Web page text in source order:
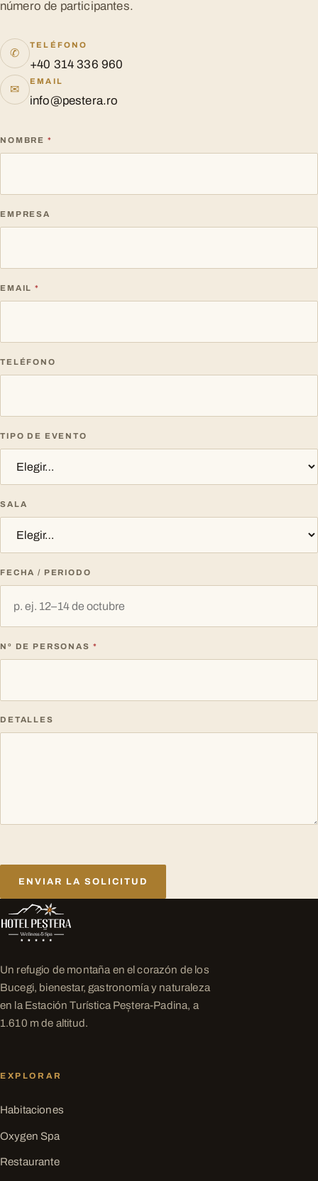
número de participantes.
✆
TELÉFONO
+40 314 336 960
✉
EMAIL
info@pestera.ro
NOMBRE *
EMPRESA
EMAIL*
TELÉFONO
TIPO DE EVENTO
SALA
FECHA / PERIODO
Nº DE PERSONAS *
DETALLES
ENVIAR LA SOLICITUD
Un refugio de montaña en el corazón de los
Bucegi, bienestar, gastronomía y naturaleza
en la Estación Turística Peștera-Padina, a
1.610 m de altitud.
EXPLORAR
Habitaciones
Oxygen Spa
Restaurante